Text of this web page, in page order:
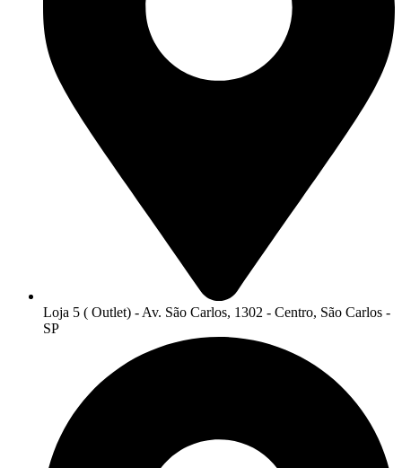
Loja 5 ( Outlet) - Av. São Carlos, 1302 - Centro, São Carlos -
SP